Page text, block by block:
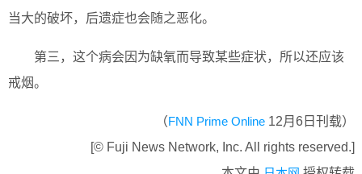
当大的破坏，后遗症也会随之恶化。
第三，这个病会因为缺氧而导致某些症状，所以还应该
戒烟。
（FNN Prime Online 12月6日刊载）
[© Fuji News Network, Inc. All rights reserved.]